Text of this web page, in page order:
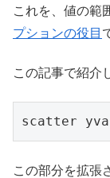
これを、値の範
プションの役目
この記事で紹介
scatter
この部分を拡張